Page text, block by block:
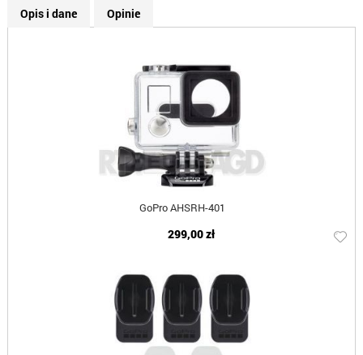
Opis i dane
Opinie
GoPro AHSRH-401
299,00 zł